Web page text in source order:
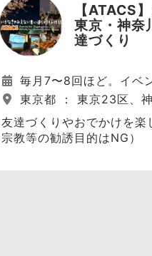
【ATACS
東京・神奈
達づくり
毎月7〜8回ほど。イベ
東京都 ： 東京23区、
友達づくりやおでかけを楽
宗教等の勧誘目的はNG）